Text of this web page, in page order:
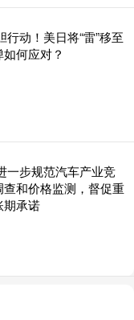
动！美日将“雷”移至
何应对？
一步规范汽车产业竞
和价格监测，督促重
期承诺